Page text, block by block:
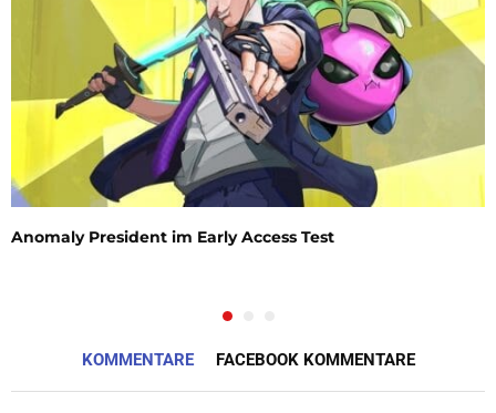
Anomaly President im Early Access Test
KOMMENTARE FACEBOOK KOMMENTARE